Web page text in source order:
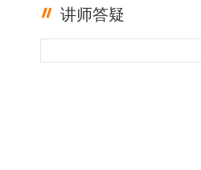
讲师答疑